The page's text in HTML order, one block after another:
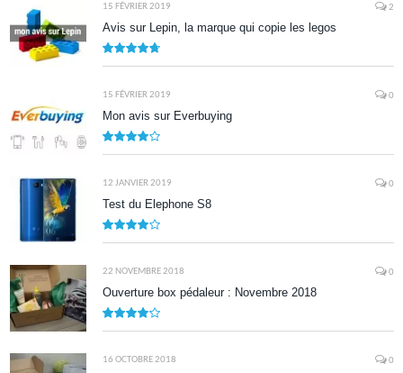
15 FÉVRIER 2019 2
Avis sur Lepin, la marque qui copie les legos
15 FÉVRIER 2019 0
Mon avis sur Everbuying
12 JANVIER 2019 0
Test du Elephone S8
22 NOVEMBRE 2018 0
Ouverture box pédaleur : Novembre 2018
16 OCTOBRE 2018 0